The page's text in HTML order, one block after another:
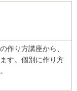
作り方講座から、
す。個別に作り方